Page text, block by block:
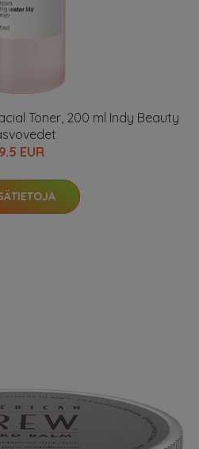
Toner, 200 ml Indy Beauty
9.5 EUR